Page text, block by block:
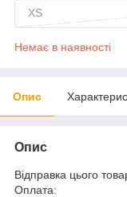
XS
Немає в наявності
Опис
Опис
Відправка цього
Оплата: